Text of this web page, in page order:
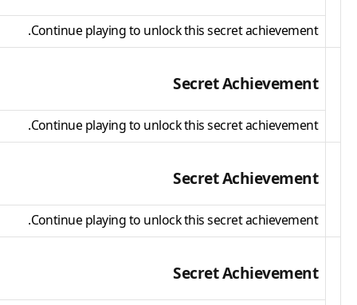
Continue playing to unlock this secret achievement.
Secret Achievement
Continue playing to unlock this secret achievement.
Secret Achievement
Continue playing to unlock this secret achievement.
Secret Achievement